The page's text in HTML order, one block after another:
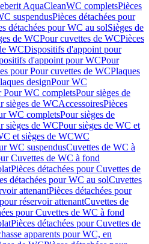
AquaCleanWC completsPièces
suspendusPièces détachées pour
détachées pour WC au solSièges de
de WCPour cuvettes de WCPièces
WCDispositifs d'appoint pour
d'appoint pour WCPour
pour Pour cuvettes de WCPlaques
designPour WC
Pour WC completsPour sièges de
sièges de WCAccessoiresPièces
WC completsPour sièges de
sièges de WCPour sièges de WC et
et sièges de WCWC
WC suspendusCuvettes de WC à
Cuvettes de WC à fond
Pièces détachées pour Cuvettes de
détachées pour WC au solCuvettes
attenantPièces détachées pour
réservoir attenantCuvettes de
pour Cuvettes de WC à fond
Pièces détachées pour Cuvettes de
apparents pour WC, en